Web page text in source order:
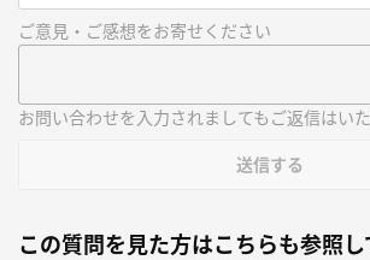
ご意見・ご感想をお寄せください
お問い合わせを入力されましてもご返信はい
送信する
この質問を見た方はこちらも参照し